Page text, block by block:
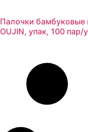
Палочки бамбуковые
OUJIN, упак, 100